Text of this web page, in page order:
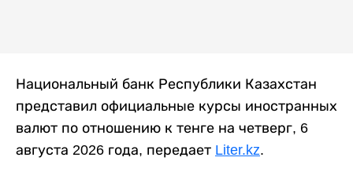
Национальный банк Республики Казахстан
представил официальные курсы иностранных
валют по отношению к тенге на четверг, 6
августа 2026 года, передает Liter.kz.